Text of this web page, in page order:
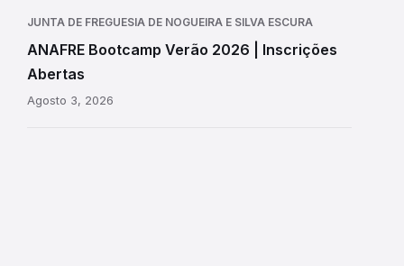
JUNTA DE FREGUESIA DE NOGUEIRA E SILVA ESCURA
ANAFRE Bootcamp Verão 2026 | Inscrições
Abertas
Agosto 3, 2026